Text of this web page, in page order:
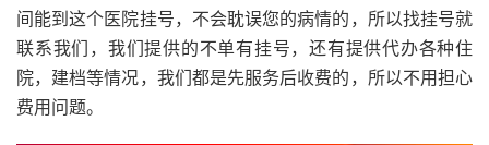
间能到这个医院挂号，不会耽误您的病情的，所以找挂号就
联系我们，我们提供的不单有挂号，还有提供代办各种住
院，建档等情况，我们都是先服务后收费的，所以不用担心
费用问题。